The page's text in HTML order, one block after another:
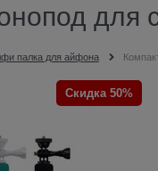
для
палка для айфона
Скидка 50%